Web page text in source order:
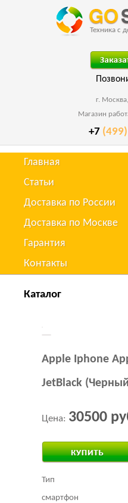
Техника с
г. Москва,
Магазин
+7 (499)
Главная
Статьи
Доставка по России
Доставка по Москве
Гарантия
Контакты
Каталог
Apple Iphone
JetBlack
Цена: 30500
Тип
смартфон